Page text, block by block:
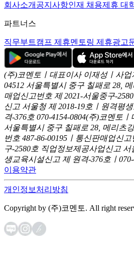
회사소개 공지사항인재 채용제휴 대
파트너스
직무부트캠프 제휴멘토링 제휴광고
(주)코멘토ㅣ대표이사 이재성ㅣ사업
04512 서울특별시 중구 칠패로 28,
매업신고번호 제 2021-서울중구-
신고 서울청 제 2018-19호ㅣ원격평
격-376호 070-4154-0804(주)코멘토ㅣ
서울특별시 중구 칠패로 28, 메리츠
번호 487-86-00195ㅣ통신판매업신
구-2580호 직업정보제공사업신고 서
생교육시설신고 제 원격-376호ㅣ070-
이용약관
개인정보처리방침
Copyright by (주)코멘토. All right